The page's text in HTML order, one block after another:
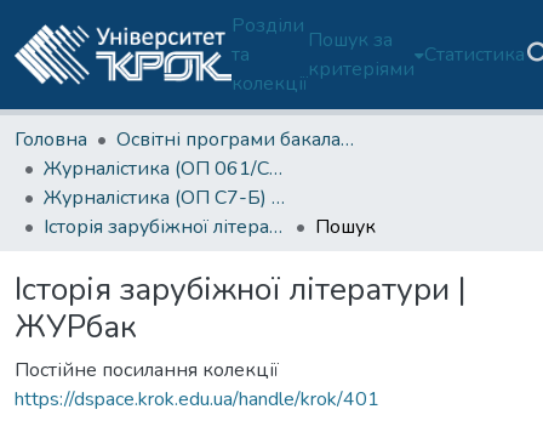
Розділи
та
колекції
Пошук за
критеріями
Статистика
Головна
Освітні програми бакалаврату
Журналістика (ОП 061/C7-Б)
Журналістика (ОП C7-Б) - 1 курс
Історія зарубіжної літератури | ЖУРбак
Пошук
Історія зарубіжної літератури |
ЖУРбак
Постійне посилання колекції
https://dspace.krok.edu.ua/handle/krok/401